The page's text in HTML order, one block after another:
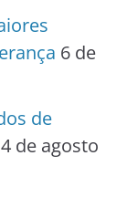
6 de
de
4 de agosto